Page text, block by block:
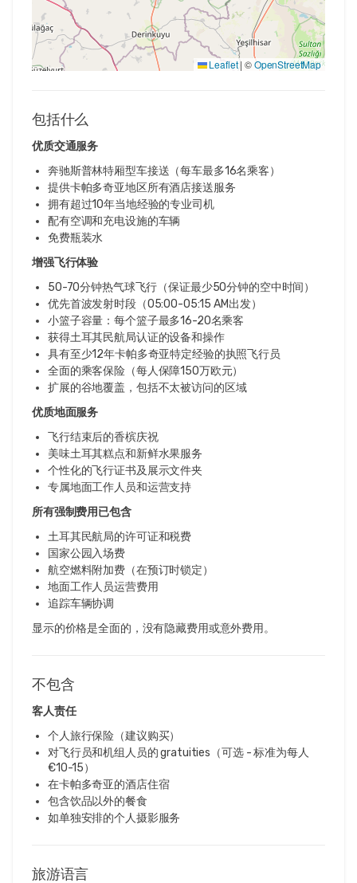
Leaflet | ©OpenStreetMap
包括什么
优质交通服务
奔驰斯普林特厢型车接送（每车最多16名乘客）
提供卡帕多奇亚地区所有酒店接送服务
拥有超过10年当地经验的专业司机
配有空调和充电设施的车辆
免费瓶装水
增强飞行体验
50-70分钟热气球飞行（保证最少50分钟的空中时间）
优先首波发射时段（05:00-05:15 AM出发）
小篮子容量：每个篮子最多16-20名乘客
获得土耳其民航局认证的设备和操作
具有至少12年卡帕多奇亚特定经验的执照飞行员
全面的乘客保险（每人保障150万欧元）
扩展的谷地覆盖，包括不太被访问的区域
优质地面服务
飞行结束后的香槟庆祝
美味土耳其糕点和新鲜水果服务
个性化的飞行证书及展示文件夹
专属地面工作人员和运营支持
所有强制费用已包含
土耳其民航局的许可证和税费
国家公园入场费
航空燃料附加费（在预订时锁定）
地面工作人员运营费用
追踪车辆协调
显示的价格是全面的，没有隐藏费用或意外费用。
不包含
客人责任
个人旅行保险（建议购买）
对飞行员和机组人员的 gratuities（可选 - 标准为每人
€10-15）
在卡帕多奇亚的酒店住宿
包含饮品以外的餐食
如单独安排的个人摄影服务
旅游语言